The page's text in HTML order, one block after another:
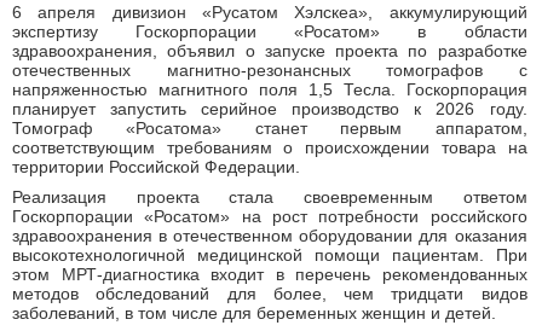
6 апреля дивизион «Русатом Хэлскеа», аккумулирующий
экспертизу Госкорпорации «Росатом» в области
здравоохранения, объявил о запуске проекта по разработке
отечественных магнитно-резонансных томографов с
напряженностью магнитного поля 1,5 Тесла. Госкорпорация
планирует запустить серийное производство к 2026 году.
Томограф «Росатома» станет первым аппаратом,
соответствующим требованиям о происхождении товара на
территории Российской Федерации.
Реализация проекта стала своевременным ответом
Госкорпорации «Росатом» на рост потребности российского
здравоохранения в отечественном оборудовании для оказания
высокотехнологичной медицинской помощи пациентам. При
этом МРТ-диагностика входит в перечень рекомендованных
методов обследований для более, чем тридцати видов
заболеваний, в том числе для беременных женщин и детей.